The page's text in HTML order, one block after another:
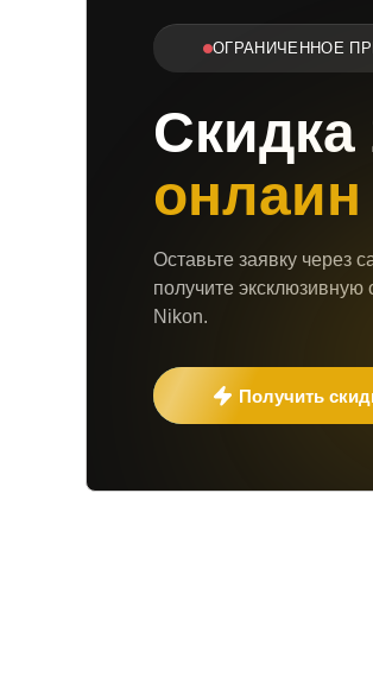
ОГРАНИЧЕННОЕ
Скидка
онлаин
Оставьте заявку через
получите эксклюзивную
Nikon.
Получить